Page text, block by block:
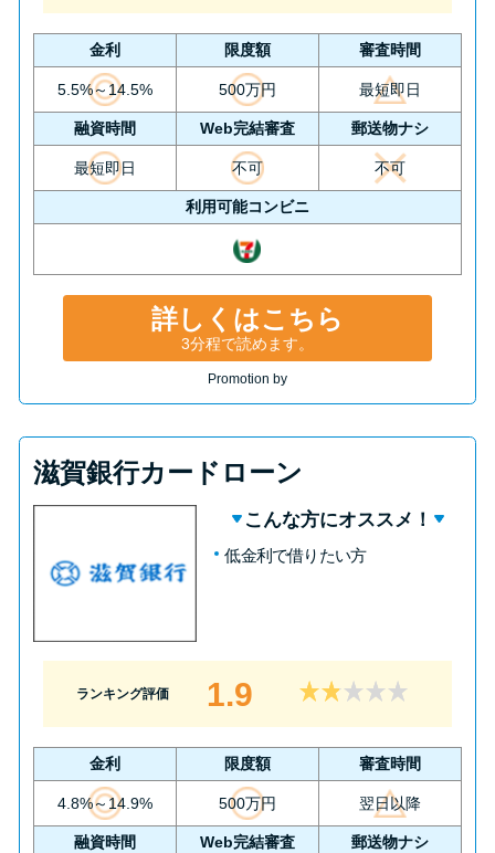
金利 限度額 審査時間
5.5%～14.5% 500万円 最短即日
融資時間 Web完結審査 郵送物ナシ
最短即日 不可 不可
利用可能コンビニ
詳しくはこちら
3分程で読めます。
Promotion by
滋賀銀行カードローン
こんな方にオススメ！
低金利で借りたい方
ランキング評価 1.9
金利 限度額 審査時間
4.8%～14.9% 500万円 翌日以降
融資時間 Web完結審査 郵送物ナシ